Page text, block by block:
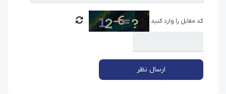
کد مقابل را وارد کنید
ارسال نظر